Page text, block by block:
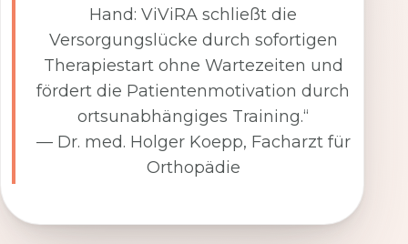
Hand: ViViRA schließt die
Versorgungslücke durch sofortigen
Therapiestart ohne Wartezeiten und
fördert die Patientenmotivation durch
ortsunabhängiges Training.“
— Dr. med. Holger Koepp, Facharzt für
Orthopädie